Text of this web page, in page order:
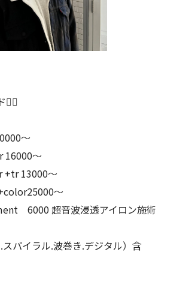
〜
〜
+tr 13000〜
〜
6000 超音波浸透アイロン施術
パイラル.波巻き.デジタル）含